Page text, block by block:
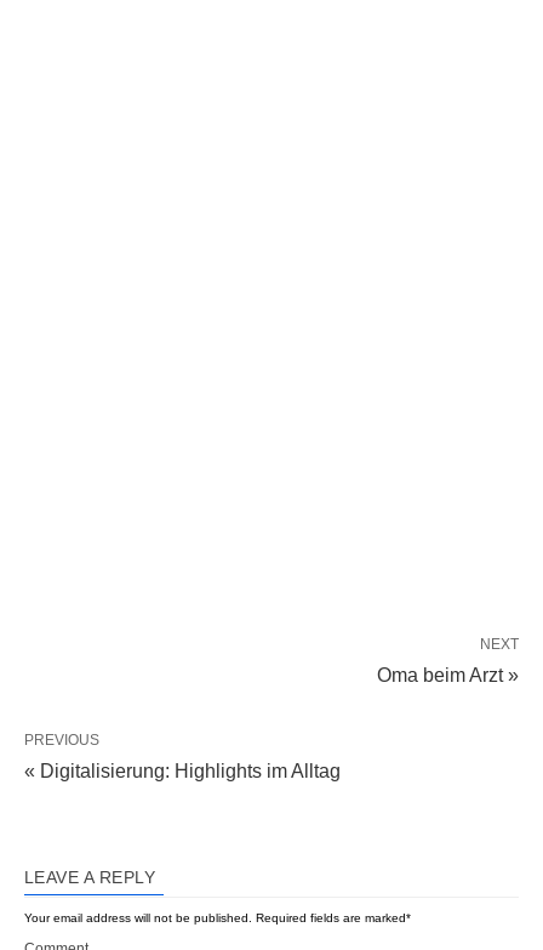
NEXT
Oma beim Arzt »
PREVIOUS
« Digitalisierung: Highlights im Alltag
LEAVE A REPLY
Your email address will not be published. Required fields are marked*